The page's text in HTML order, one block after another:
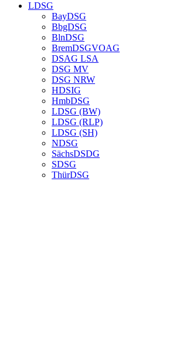
LDSG
BayDSG
BbgDSG
BlnDSG
BremDSGVOAG
DSAG LSA
DSG MV
DSG NRW
HDSIG
HmbDSG
LDSG (BW)
LDSG (RLP)
LDSG (SH)
NDSG
SächsDSDG
SDSG
ThürDSG